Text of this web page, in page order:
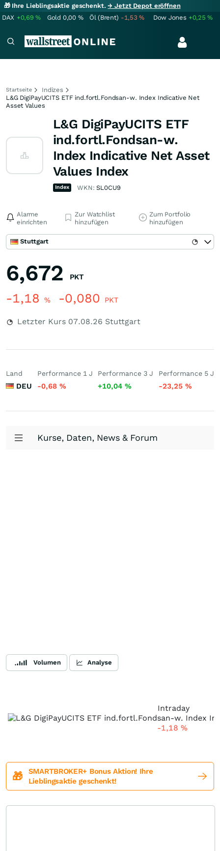
🎁 Ihre Lieblingsaktie geschenkt.→ Jetzt Depot eröffnen
DAX +0,69% Gold 0,00 % Öl (Brent) -1,53% Dow Jones +0,25%
Startseite
Indizes
L&G DigiPayUCITS ETF ind.fortl.Fondsan-w. Index Indicative Net
Asset Values
L&G DigiPayUCITS ETF
ind.fortl.Fondsan-w.
Index Indicative Net Asset
Values Index
Index WKN:SL0CU9
Alarme
einrichten
Zur Watchlist
hinzufügen
Zum Portfolio
hinzufügen
Stuttgart
6,672 PKT
-1,18 % -0,080 PKT
Letzter Kurs 07.08.26 Stuttgart
Land
DEU
Performance 1 J
-0,68 %
Performance 3 J
+10,04%
Performance 5 J
-23,25 %
Kurse, Daten, News & Forum
Volumen Analyse
Intraday
-1,18 %
🎁
SMARTBROKER+ Bonus Aktion! Ihre
Lieblingsaktie geschenkt!